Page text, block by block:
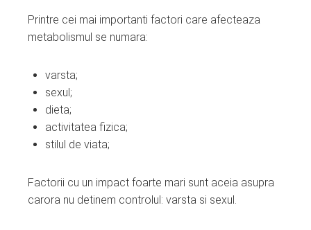
Printre cei mai importanti factori care afecteaza
metabolismul se numara:
varsta;
sexul;
dieta;
activitatea fizica;
stilul de viata;
Factorii cu un impact foarte mari sunt aceia asupra
carora nu detinem controlul: varsta si sexul.